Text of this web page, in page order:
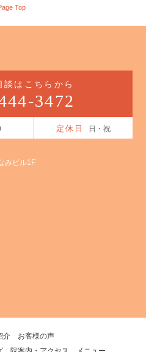
Top
談はこちらから
3472
定休日 日・祝
みビル1F
介
お客様の声